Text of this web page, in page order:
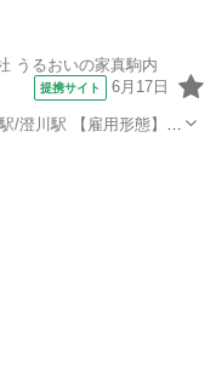
うるおいの家真駒内
提携サイト 6月17日
川駅 【雇用形態】常